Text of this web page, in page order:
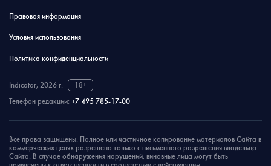
Правовая информация
Условия использования
Политика конфиденциальности
Indicator, 2026 г.
18+
Телефон редакции: +7 495 785-17-00
Все права защищены. Полное или частичное копирование материалов Сайта в
коммерческих целях разрешено только с письменного разрешения владельца
Сайта. В случае обнаружения нарушений, виновные лица могут быть